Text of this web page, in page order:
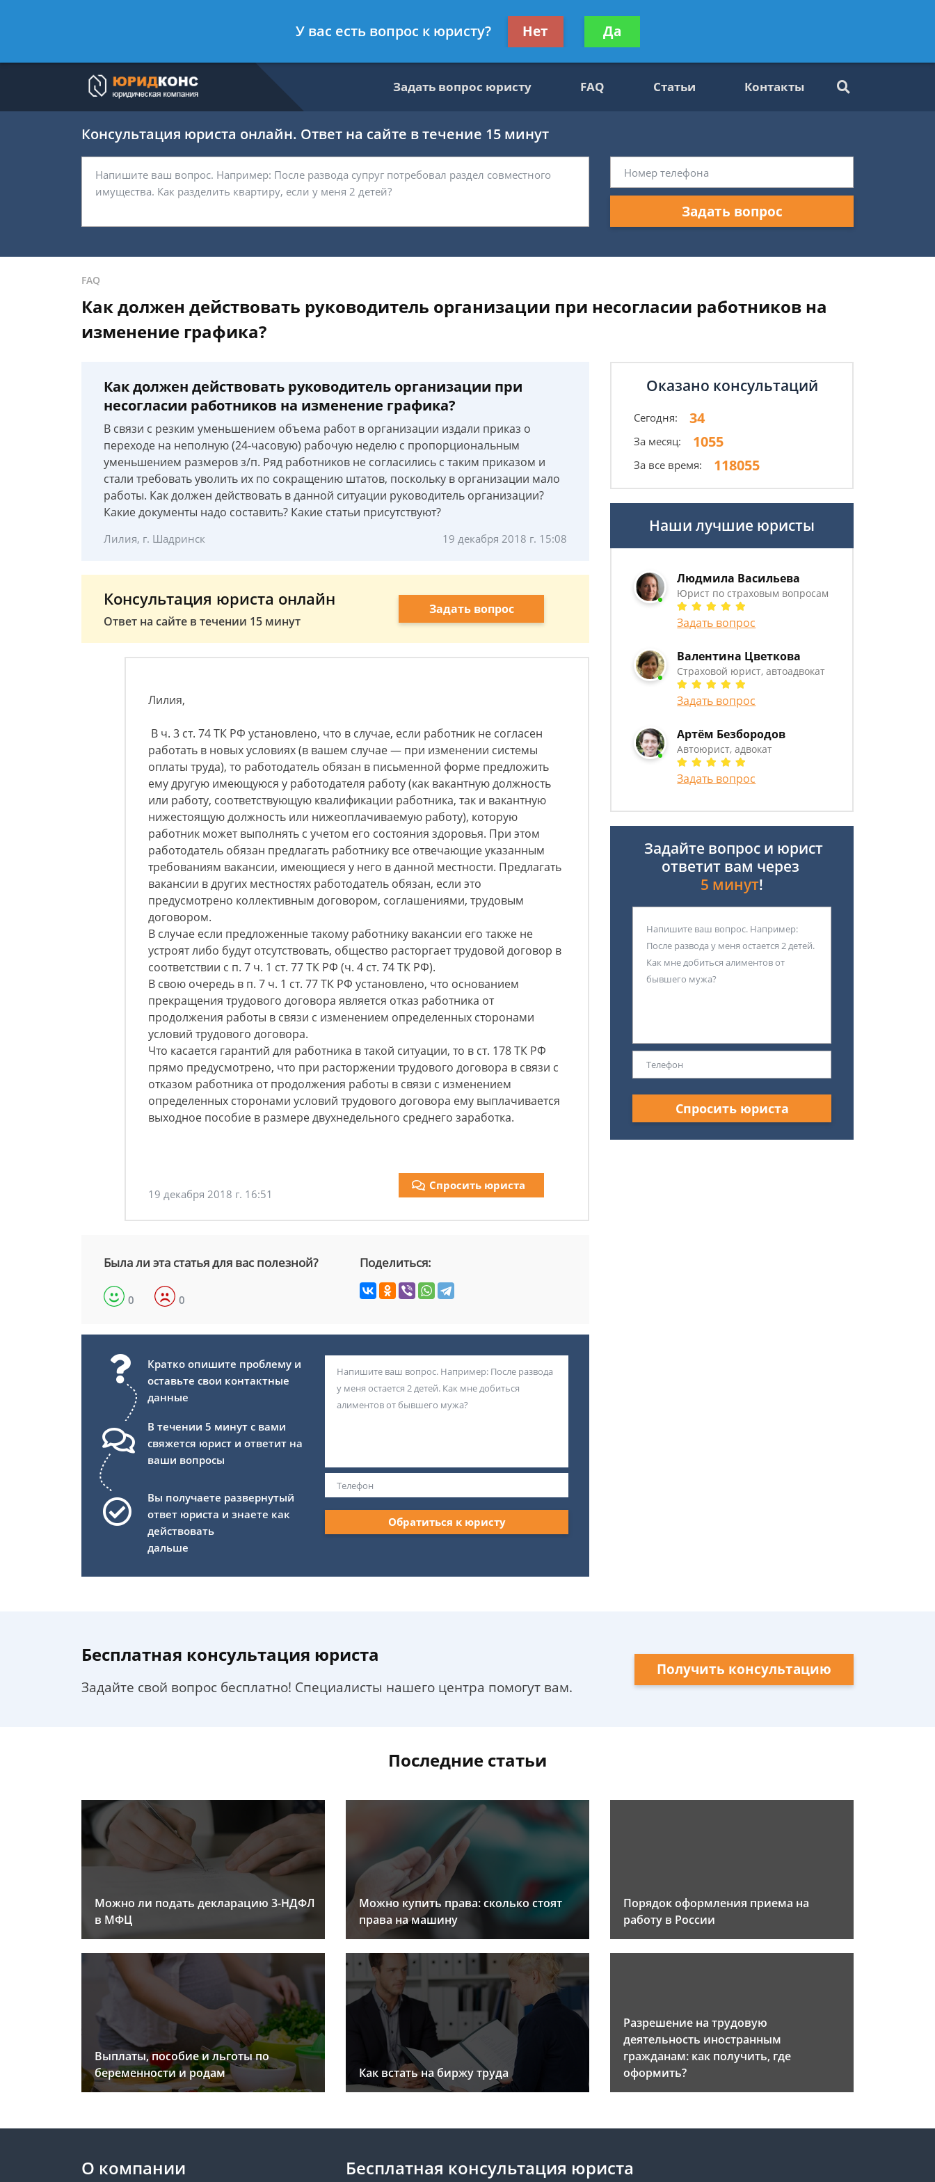
- Автоюрист, адвокат
Получите консультацию
бесплатно
Задать вопрос юристу FAQ Статьи Контакты
Консультация юриста онлайн. Ответ на сайте в течение 15 минут
Задать вопрос
FAQ
Как должен действовать руководитель организации при несогласии работников на
изменение графика?
Как должен действовать руководитель организации при
несогласии работников на изменение графика?
В связи с резким уменьшением объема работ в организации издали приказ о
переходе на неполную (24-часовую) рабочую неделю с пропорциональным
уменьшением размеров з/п. Ряд работников не согласились с таким приказом и
стали требовать уволить их по сокращению штатов, поскольку в организации мало
работы. Как должен действовать в данной ситуации руководитель организации?
Какие документы надо составить? Какие статьи присутствуют?
Лилия, г. Шадринск 19 декабря 2018 г. 15:08
Консультация юриста онлайн
Ответ на сайте в течении 15 минут
Задать вопрос
Лилия,
В ч. 3 ст. 74 ТК РФ установлено, что в случае, если работник не согласен
работать в новых условиях (в вашем случае — при изменении системы
оплаты труда), то работодатель обязан в письменной форме предложить
ему другую имеющуюся у работодателя работу (как вакантную должность
или работу, соответствующую квалификации работника, так и вакантную
нижестоящую должность или нижеоплачиваемую работу), которую
работник может выполнять с учетом его состояния здоровья. При этом
работодатель обязан предлагать работнику все отвечающие указанным
требованиям вакансии, имеющиеся у него в данной местности. Предлагать
вакансии в других местностях работодатель обязан, если это
предусмотрено коллективным договором, соглашениями, трудовым
договором.
В случае если предложенные такому работнику вакансии его также не
устроят либо будут отсутствовать, общество расторгает трудовой договор в
соответствии с п. 7 ч. 1 ст. 77 ТК РФ (ч. 4 ст. 74 ТК РФ).
В свою очередь в п. 7 ч. 1 ст. 77 ТК РФ установлено, что основанием
прекращения трудового договора является отказ работника от
продолжения работы в связи с изменением определенных сторонами
условий трудового договора.
Что касается гарантий для работника в такой ситуации, то в ст. 178 ТК РФ
прямо предусмотрено, что при расторжении трудового договора в связи с
отказом работника от продолжения работы в связи с изменением
определенных сторонами условий трудового договора ему выплачивается
выходное пособие в размере двухнедельного среднего заработка.
19 декабря 2018 г. 16:51
Спросить юриста
Была ли эта статья для вас полезной?
0 0
Поделиться:
Кратко опишите проблему и
оставьте свои контактные
данные
В течении 5 минут с вами
свяжется юрист и ответит на
ваши вопросы
Вы получаете развернутый
ответ юриста и знаете как
действовать
дальше
Обратиться к юристу
Оказано консультаций
Сегодня: 34
За месяц: 1055
За все время: 118055
Наши лучшие юристы
Людмила Васильева
Юрист по страховым вопросам
Задать вопрос
Валентина Цветкова
Страховой юрист, автоадвокат
Задать вопрос
Артём Безбородов
Автоюрист, адвокат
Задать вопрос
Задайте вопрос и юрист
ответит вам через
5 минут!
Спросить юриста
Бесплатная консультация юриста
Задайте свой вопрос бесплатно! Специалисты нашего центра помогут вам.
Получить консультацию
Последние статьи
Можно ли подать декларацию 3-НДФЛ
в МФЦ
Можно купить права: сколько стоят
права на машину
Порядок оформления приема на
работу в России
Выплаты, пособие и льготы по
беременности и родам
Как встать на биржу труда
Разрешение на трудовую
деятельность иностранным
гражданам: как получить, где
оформить?
О компании Бесплатная консультация юриста
У вас есть вопрос к юристу? Нет Да